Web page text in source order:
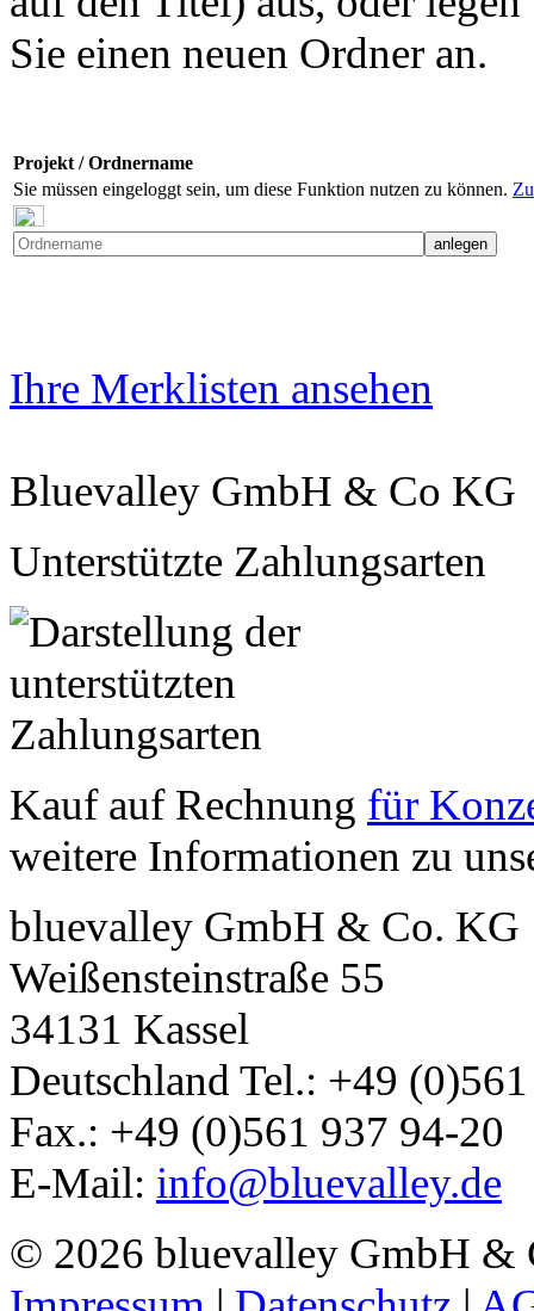
Sie einen neuen Ordner an.
Projekt / Ordnername
Sie müssen eingeloggt sein, um diese Funktion nutzen zu können.
Ihre Merklisten ansehen
Bluevalley GmbH & Co KG
Unterstützte Zahlungsarten
Kauf auf Rechnung für
weitere Informationen zu
bluevalley GmbH & Co. KG
Weißensteinstraße 55
34131 Kassel
Deutschland Tel.: +49
Fax.: +49 (0)561 937 94-20
E-Mail: info@bluevalley.de
© 2026 bluevalley GmbH &